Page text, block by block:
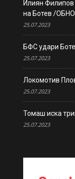
Илиян Филипов
на Ботев /
25.07.2023
БФС удари
25.07.2023
Локомотив
25.07.2023
Томаш иска
25.07.2023